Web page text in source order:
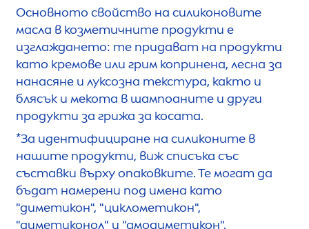
Основното свойство на силиконовите
масла в козметичните продукти е
изглаждането: те придават на продукти
като кремове или грим копринена, лесна за
нанасяне и луксозна текстура, както и
блясък и мекота в шампоаните и други
продукти за грижа за косата.
*За идентифициране на силиконите в
нашите продукти, виж списъка със
съставки върху опаковките. Те могат да
бъдат намерени под имена като
"диметикон", "циклометикон",
"диметиконол" и "амодиметикон".